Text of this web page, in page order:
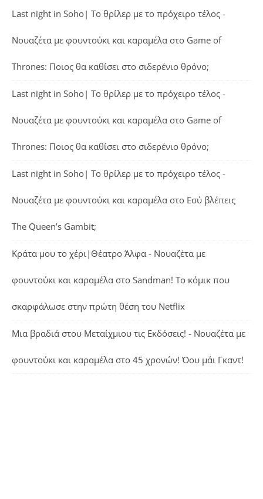
Last night in Soho| Το θρίλερ με το πρόχειρο τέλος -
Νουαζέτα με φουντούκι και καραμέλα στο Game of
Thrones: Ποιος θα καθίσει στο σιδερένιο θρόνο;
Last night in Soho| Το θρίλερ με το πρόχειρο τέλος -
Νουαζέτα με φουντούκι και καραμέλα στο Game of
Thrones: Ποιος θα καθίσει στο σιδερένιο θρόνο;
Last night in Soho| Το θρίλερ με το πρόχειρο τέλος -
Νουαζέτα με φουντούκι και καραμέλα στο Εσύ βλέπεις
The Queen’s Gambit;
Κράτα μου το χέρι|Θέατρο Άλφα - Νουαζέτα με
φουντούκι και καραμέλα στο Sandman! Το κόμικ που
σκαρφάλωσε στην πρώτη θέση του Netflix
Μια βραδιά στου Μεταίχμιου τις Εκδόσεις! - Νουαζέτα με
φουντούκι και καραμέλα στο 45 χρονών! Όου μάι Γκαντ!